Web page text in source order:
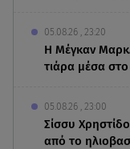
05.08.26 , 23:20
Η Μέγκαν
τιάρα μέσα στο
05.08.26 , 23:00
Σίσσυ
από το